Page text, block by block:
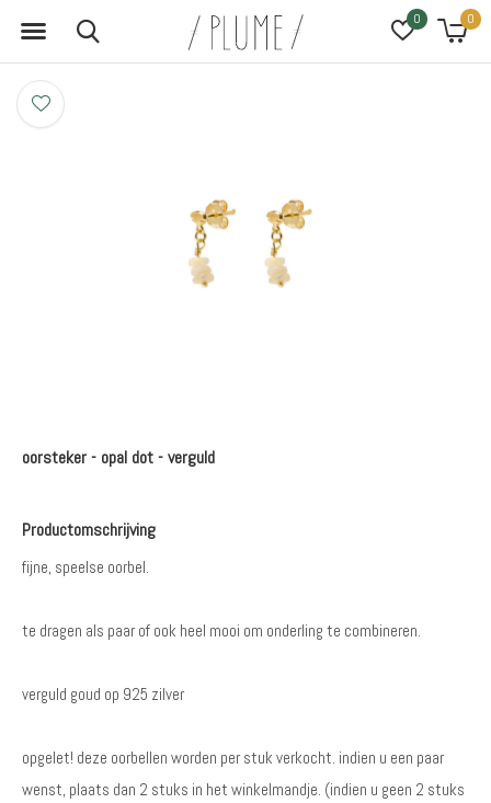
0 0
oorsteker - opal dot - verguld
Productomschrijving
fijne, speelse oorbel.
te dragen als paar of ook heel mooi om onderling te combineren.
verguld goud op 925 zilver
opgelet! deze oorbellen worden per stuk verkocht. indien u een paar
wenst, plaats dan 2 stuks in het winkelmandje. (indien u geen 2 stuks